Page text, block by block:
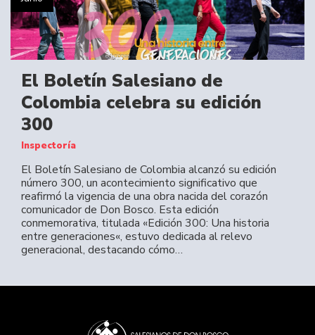
El Boletín Salesiano de
Colombia celebra su edición
300
Inspectoría
El Boletín Salesiano de Colombia alcanzó su edición
número 300, un acontecimiento significativo que
reafirmó la vigencia de una obra nacida del corazón
comunicador de Don Bosco. Esta edición
conmemorativa, titulada «Edición 300: Una historia
entre generaciones«, estuvo dedicada al relevo
generacional, destacando cómo…